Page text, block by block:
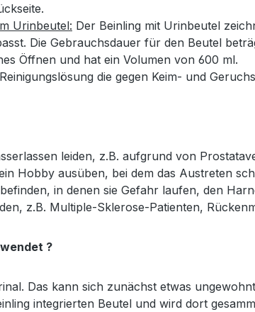
Urinbeutel: Der Beinling mit Urinbeutel
Die Gebrauchsdauer für den Beutel
Öffnen und hat ein Volumen von 600 ml.
die gegen Keim- und
leiden, z.B. aufgrund von
Hobby ausüben, bei dem das Austreten
in denen sie Gefahr laufen, den
z.B. Multiple-Sklerose-Patienten,
?
Das kann sich zunächst etwas
integrierten Beutel und wird dort